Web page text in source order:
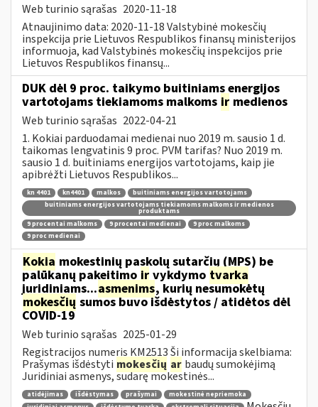
Web turinio sąrašas 2020-11-18
Atnaujinimo data: 2020-11-18 Valstybinė mokesčių
inspekcija prie Lietuvos Respublikos finansų ministerijos
informuoja, kad Valstybinės mokesčių inspekcijos prie
Lietuvos Respublikos finansų...
DUK dėl 9 proc. taikymo buitiniams energijos
vartotojams tiekiamoms malkoms ir medienos
Web turinio sąrašas 2022-04-21
1. Kokiai parduodamai medienai nuo 2019 m. sausio 1 d.
taikomas lengvatinis 9 proc. PVM tarifas? Nuo 2019 m.
sausio 1 d. buitiniams energijos vartotojams, kaip jie
apibrėžti Lietuvos Respublikos...
kn 4401 kn4401 malkos
buitiniams energijos vartotojams
buitiniams energijos vartotojams tiekiamoms malkoms ir medienos
produktams
9 procentai malkoms
9 procentai medienai
9 proc malkoms
9 proc medienai
Kokia mokestinių paskolų sutarčių (MPS) be
palūkanų pakeitimo ir vykdymo tvarka
juridiniams...asmenims, kurių nesumokėtų
mokesčių sumos buvo išdėstytos / atidėtos dėl
COVID-19
Web turinio sąrašas 2025-01-29
Registracijos numeris KM2513 Ši informacija skelbiama:
Prašymas išdėstyti mokesčių ar baudų sumokėjimą
Juridiniai asmenys, sudarę mokestinės...
atidėjimas išdėstymas prašymai
mokestinė nepriemoka